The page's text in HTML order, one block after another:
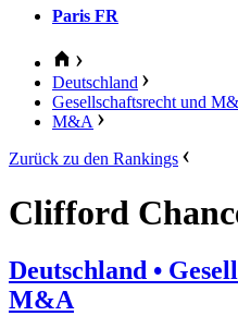
Paris FR
Deutschland
Gesellschaftsrecht und
M&A
Zurück zu den Rankings
Clifford
Deutschland •
M&A